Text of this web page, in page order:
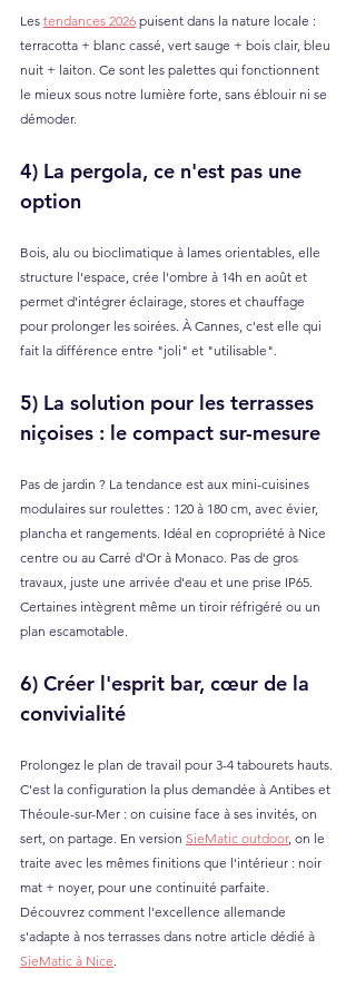
Les tendances 2026 puisent dans la nature locale :
terracotta + blanc cassé, vert sauge + bois clair, bleu
nuit + laiton. Ce sont les palettes qui fonctionnent
le mieux sous notre lumière forte, sans éblouir ni se
démoder.
4) La pergola, ce n'est pas une
option
Bois, alu ou bioclimatique à lames orientables, elle
structure l'espace, crée l'ombre à 14h en août et
permet d'intégrer éclairage, stores et chauffage
pour prolonger les soirées. À Cannes, c'est elle qui
fait la différence entre "joli" et "utilisable".
5) La solution pour les terrasses
niçoises : le compact sur-mesure
Pas de jardin ? La tendance est aux mini-cuisines
modulaires sur roulettes : 120 à 180 cm, avec évier,
plancha et rangements. Idéal en copropriété à Nice
centre ou au Carré d'Or à Monaco. Pas de gros
travaux, juste une arrivée d'eau et une prise IP65.
Certaines intègrent même un tiroir réfrigéré ou un
plan escamotable.
6) Créer l'esprit bar, cœur de la
convivialité
Prolongez le plan de travail pour 3-4 tabourets hauts.
C'est la configuration la plus demandée à Antibes et
Théoule-sur-Mer : on cuisine face à ses invités, on
sert, on partage. En version SieMatic outdoor, on le
traite avec les mêmes finitions que l'intérieur : noir
mat + noyer, pour une continuité parfaite.
Découvrez comment l'excellence allemande
s'adapte à nos terrasses dans notre article dédié à
SieMatic à Nice